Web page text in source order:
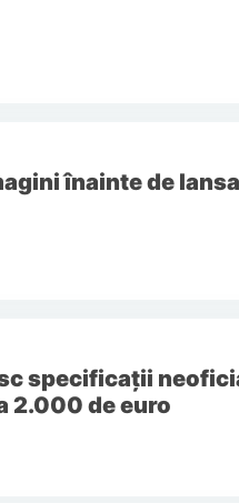
înainte de
specificații
2.000 de euro